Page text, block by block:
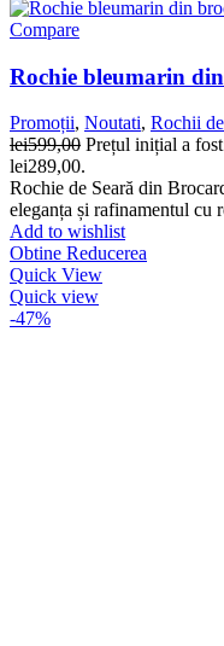
Compare
Rochie bleumarin
Promoții, Noutati, Rochii
lei599,00 Prețul inițial a
lei289,00.
Rochie de Seară din
eleganța și rafinamentul cu
Add to wishlist
Obtine Reducerea
Quick View
Quick view
-47%